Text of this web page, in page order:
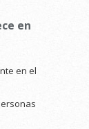
en
en el